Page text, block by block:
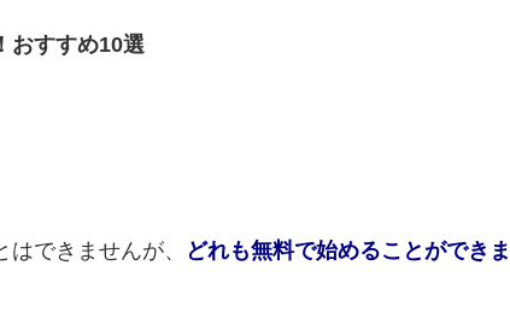
おすすめ10選
できませんが、 どれも無料で始めることができま